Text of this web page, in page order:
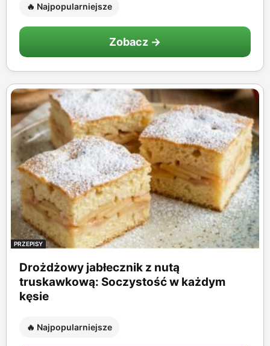
🔥 Najpopularniejsze
Zobacz →
PRZEPISY
Drożdżowy jabłecznik z nutą
truskawkową: Soczystość w każdym
kęsie
🔥 Najpopularniejsze